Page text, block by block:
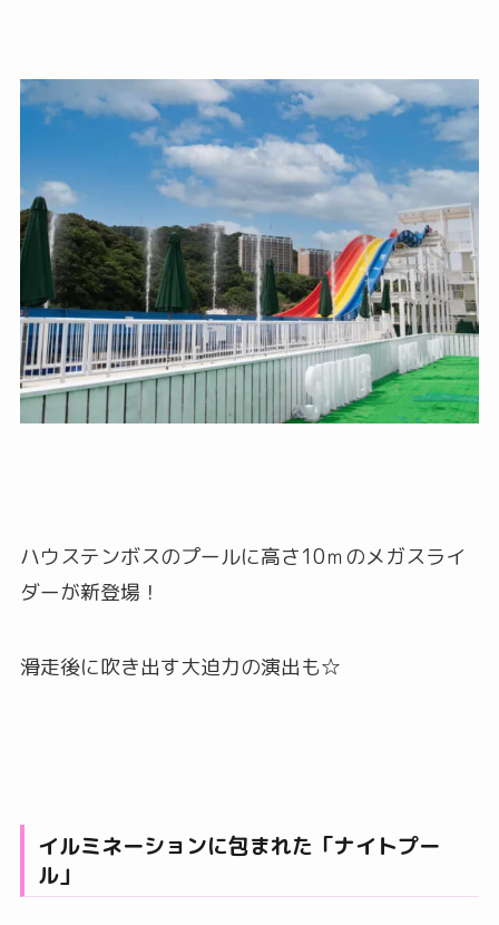
ハウステンボスのプールに高さ10ｍのメガスライ
ダーが新登場！
滑走後に吹き出す大迫力の演出も☆
イルミネーションに包まれた「ナイトプー
ル」